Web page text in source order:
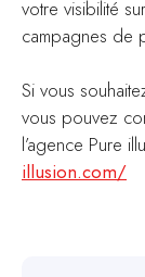
votre visibilité
campagnes de
Si vous
vous pouvez
l’agence Pure
illusion.com/